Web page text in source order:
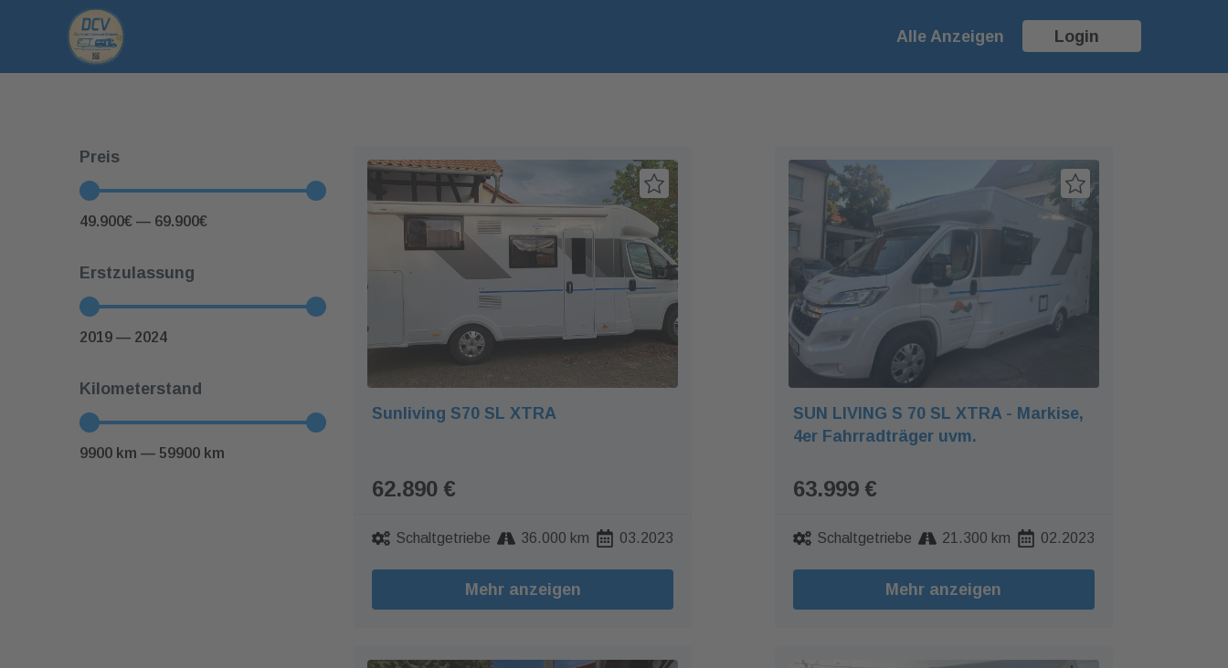
Alle Anzeigen Login
Preis
49.900€ — 69.900€
Erstzulassung
2019 — 2024
Kilometerstand
9900 km — 59900 km
Sunliving S70 SL XTRA
62.890 €
Schaltgetriebe 36.000 km 03.2023
Mehr anzeigen
SUN LIVING S 70 SL XTRA - Markise,
4er Fahrradträger uvm.
63.999 €
Schaltgetriebe 21.300 km 02.2023
Mehr anzeigen